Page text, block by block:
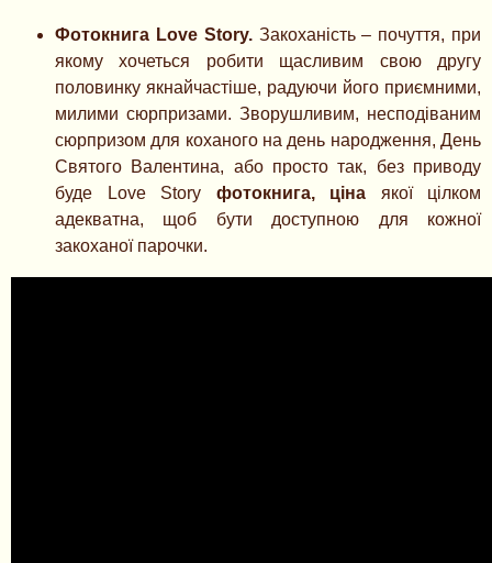
Фотокнига Love Story.Закоханість – почуття, при
якому хочеться робити щасливим свою другу
половинку якнайчастіше, радуючи його приємними,
милими сюрпризами. Зворушливим, несподіваним
сюрпризом для коханого на день народження, День
Святого Валентина, або просто так, без приводу
буде Love Story фотокнига, ціна якої цілком
адекватна, щоб бути доступною для кожної
закоханої парочки.